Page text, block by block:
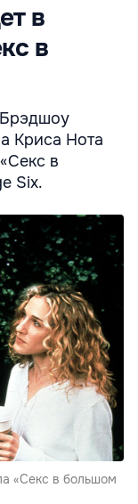
в
в
Криса Нота
в
Six.
«Секс в большом